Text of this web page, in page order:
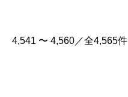
4,541 〜 4,560／全4,565件